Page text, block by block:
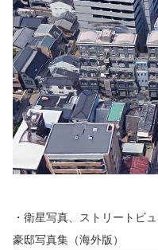
・衛星写真、ストリートビ
豪邸写真集（海外版）